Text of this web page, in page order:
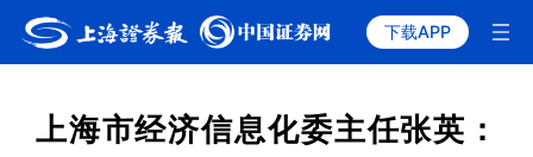
下载APP
上海市经济信息化委主任张英：